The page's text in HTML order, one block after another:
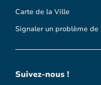
Carte de la Ville
Signaler un problème de
Suivez-nous !